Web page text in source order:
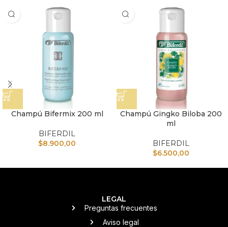
Champú Bifermix 200 ml
BIFERDIL
$8.900,00
Champú Gingko Biloba 200
ml
BIFERDIL
$6.500,00
LEGAL
Preguntas frecuentes
Aviso legal